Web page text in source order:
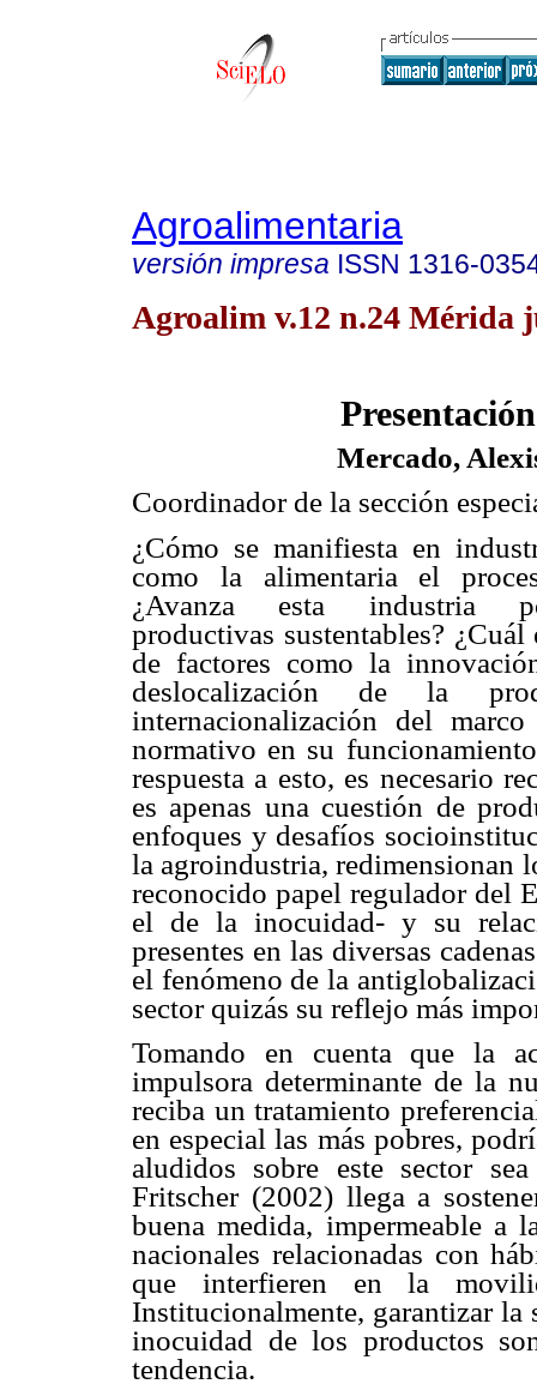
Agroalimentaria
versión impresa ISSN 1316-
Agroalim v.12 n.24 Mérida
Presentación
Mercado,
Coordinador de la sección
¿Cómo se manifiesta en
como la alimentaria el
¿Avanza esta industria
productivas sustentables?
de factores como la
deslocalización de la
internacionalización del
normativo en su
respuesta a esto, es necesario
es apenas una cuestión de
enfoques y desafíos
la agroindustria, redimensionan
reconocido papel regulador del
el de la inocuidad- y su
presentes en las diversas
el fenómeno de la
sector quizás su reflejo más
Tomando en cuenta que la
impulsora determinante de la
reciba un tratamiento
en especial las más pobres,
aludidos sobre este sector
Fritscher (2002) llega a
buena medida, impermeable a
nacionales relacionadas con
que interfieren en la
Institucionalmente, garantizar
inocuidad de los productos
tendencia.